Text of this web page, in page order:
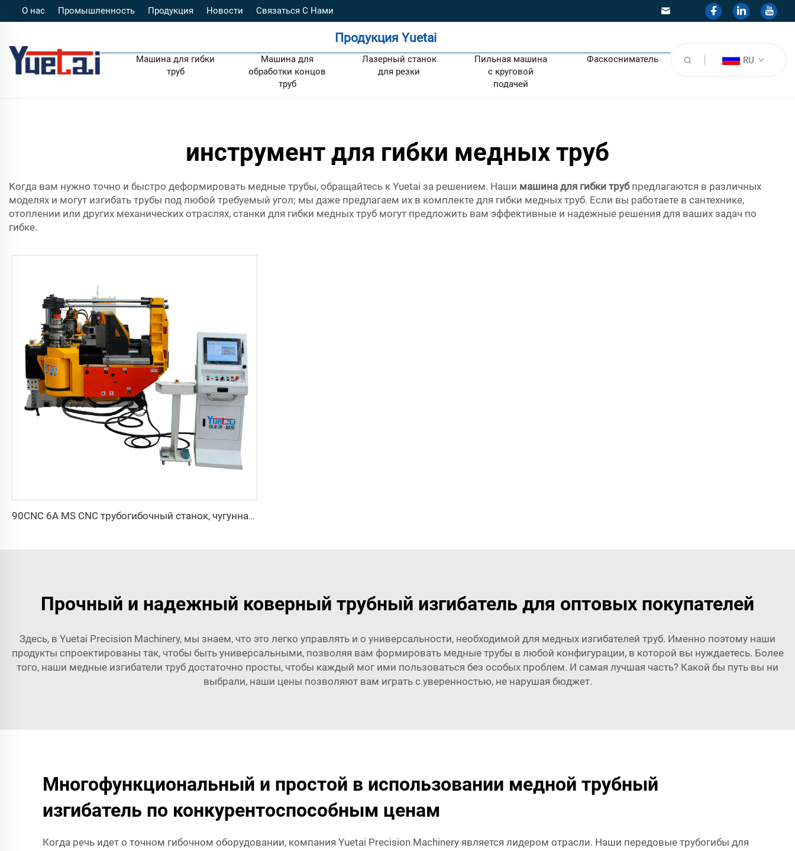
О нас Промышленность Продукция Новости Связаться С Нами
Продукция Yuetai
Машина для гибки
труб
Машина для
обработки концов
труб
Лазерный станок
для резки
Пильная машина
с круговой
подачей
Фаскосниматель RU
инструмент для гибки медных труб
Когда вам нужно точно и быстро деформировать медные трубы, обращайтесь к Yuetai за решением. Наши машина для гибки труб предлагаются в различных
моделях и могут изгибать трубы под любой требуемый угол; мы даже предлагаем их в комплекте для гибки медных труб. Если вы работаете в сантехнике,
отоплении или других механических отраслях, станки для гибки медных труб могут предложить вам эффективные и надежные решения для ваших задач по
гибке.
90CNC 6A MS CNC трубогибочный станок, чугунная квадратная трубогибочная машина с двигателем для алюминия и нержавеющей латунной трубы
Прочный и надежный коверный трубный изгибатель для оптовых покупателей
Здесь, в Yuetai Precision Machinery, мы знаем, что это легко управлять и о универсальности, необходимой для медных изгибателей труб. Именно поэтому наши
продукты спроектированы так, чтобы быть универсальными, позволяя вам формировать медные трубы в любой конфигурации, в которой вы нуждаетесь. Более
того, наши медные изгибатели труб достаточно просты, чтобы каждый мог ими пользоваться без особых проблем. И самая лучшая часть? Какой бы путь вы ни
выбрали, наши цены позволяют вам играть с уверенностью, не нарушая бюджет.
Многофункциональный и простой в использовании медной трубный
изгибатель по конкурентоспособным ценам
Когда речь идет о точном гибочном оборудовании, компания Yuetai Precision Machinery является лидером отрасли. Наши передовые трубогибы для